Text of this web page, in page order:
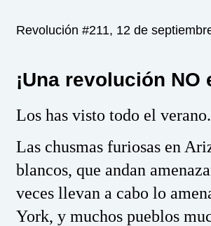
Revolución #211, 12 de
¡Una revolución
Los has visto todo el verano.
Las chusmas furiosas en
blancos, que andan
veces llevan a cabo lo
York, y muchos pueblos